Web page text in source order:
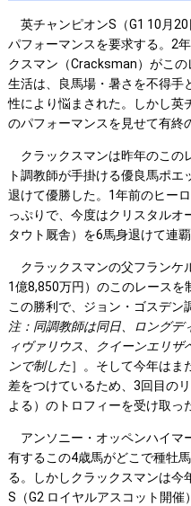
英チャンピオンS（G1 10月
パフォーマンスを要求する。2
クスマン（Cracksman）がこ
生活は、良馬場・暑さを不得手
性により悩まされた。しかし英
のパフォーマンスを見せて有終
クラックスマンは昨年のこの
ト調教師が手掛ける優良馬ポ
退けて優勝した。1年前のヒー
っぷりで、今度はクリスタルオ
タウト厩舎）を6馬身退けて連
クラックスマンの父フランケ
1億8,850万円）のこのレース
この勝利で、ジョン・ゴスデン
注：同調教師は同日、ロングデ
ィヴァリウス、クイーンエリザ
ンで制した］。そして今年はま
差をつけているため、3回目の
よる）のトロフィーを受け取っ
アンソニー・オッペンハイマ
有するこの4歳馬がどこで種牡
る。しかしクラックスマンは今
S（G2 ロイヤルアスコット開